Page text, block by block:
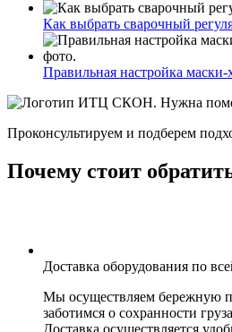
Как выбрать сварочный
Правильная настройка маски-
Нужна
Проконсультируем и подберем
Почему стоит
Доставка оборудования по
Мы осуществляем бережную
заботимся о сохранности
Доставка осуществляется